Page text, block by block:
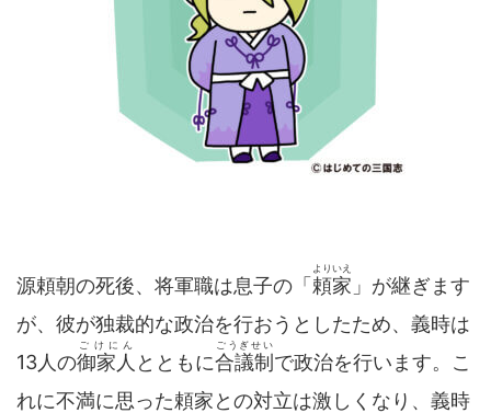
源頼朝の死後、将軍職は息子の「頼家
よりいえ
」が継ぎます
が、彼が独裁的な政治を行おうとしたため、義時は
13人の御家人
ごけにん
とともに合議制
ごうぎせい
で政治を行います。こ
れに不満に思った頼家との対立は激しくなり、義時